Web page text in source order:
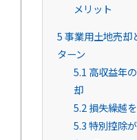
メリット
5事業用土地売却
ターン
5.1 高収益年
却
5.2損失繰越
5.3特別控除